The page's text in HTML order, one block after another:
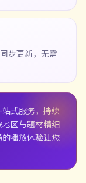
步更新，无需
式服务，持续
区与题材精细
播放体验让您